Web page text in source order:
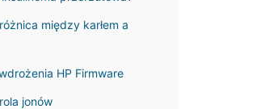
między karłem a
HP Firmware
jonów